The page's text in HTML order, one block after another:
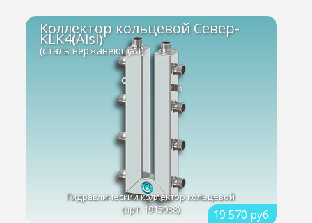
19 570 руб.
Коллектор кольцевой Север-
КLК4(Aisi)
(сталь нержавеющая)
Гидравлический коллектор кольцевой
(арт. 1915088)